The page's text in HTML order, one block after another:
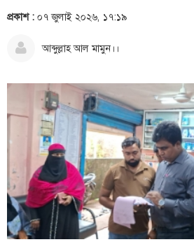
অর্থনীতি
শিক্ষা
সারাদেশ
ফিচার
সম্পাদকীয়
অন্যান্য
আইন-
আদালত
প্রকাশ : ০৭ জুলাই ২০২৬, ১৭:১৯
আব্দুল্লাহ আল মামুন।।